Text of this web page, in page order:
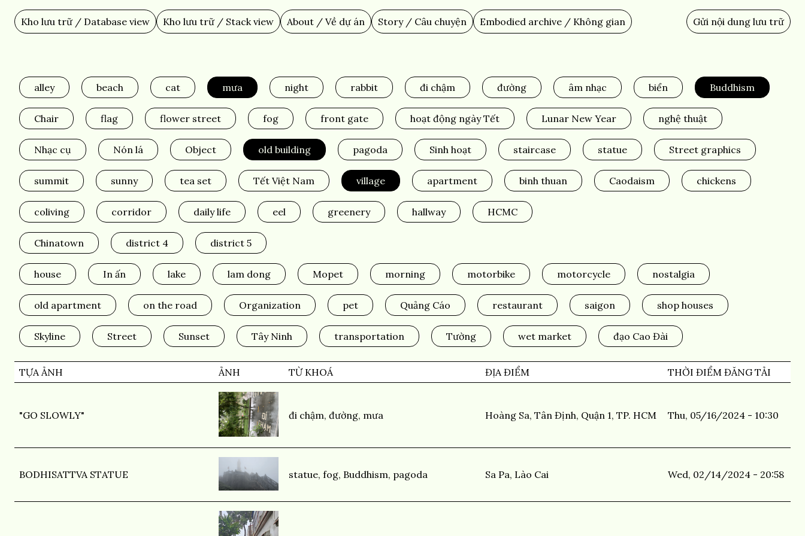
mainMain
Kho lưu trữ / Database view Kho lưu trữ / Stack view About / Về dự án Story / Câu chuyện Embodied archive / Không gian
Add
Gửi nội dung lưu trữ
alley beach cat mưa night rabbit đi chậm đường âm nhạc biển Buddhism
Chair flag flower street fog front gate hoạt động ngày Tết Lunar New Year nghệ thuật
Nhạc cụ Nón lá Object old building pagoda Sinh hoạt staircase statue Street graphics
summit sunny tea set Tết Việt Nam village apartment binh thuan Caodaism chickens
coliving corridor daily life eel greenery hallway HCMC
Chinatown district 4 district 5
house In ấn lake lam dong Mopet morning motorbike motorcycle nostalgia
old apartment on the road Organization pet Quảng Cáo restaurant saigon shop houses
Skyline Street Sunset Tây Ninh transportation Tường wet market đạo Cao Đài
TỰA ẢNH ẢNH TỪ KHOÁ ĐỊA ĐIỂM THỜI ĐIỂM ĐĂNG TẢI
"GO SLOWLY" đi chậm, đường, mưa Hoàng Sa, Tân Định, Quận 1, TP. HCM Thu, 05/16/2024 - 10:30
BODHISATTVA STATUE statue, fog, Buddhism, pagoda Sa Pa, Lào Cai Wed, 02/14/2024 - 20:58